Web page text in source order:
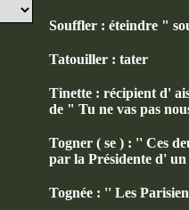
Souffler : éteindre "
Tatouiller : tater
Tinette : récipient d'
de " Tu ne vas pas
Togner ( se ) : '' Ces
par la Présidente d'
Tognée : '' Les